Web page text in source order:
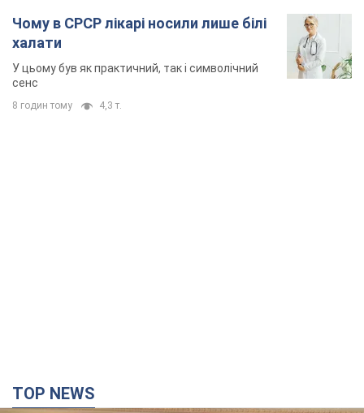
Чому в СРСР лікарі носили лише білі
халати
У цьому був як практичний, так і символічний
сенс
8 годин тому 4,3 т.
TOP NEWS